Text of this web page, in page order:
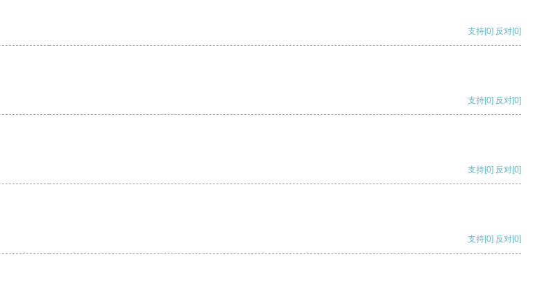
支持[0] 反对[0]
支持[0] 反对[0]
支持[0] 反对[0]
支持[0] 反对[0]